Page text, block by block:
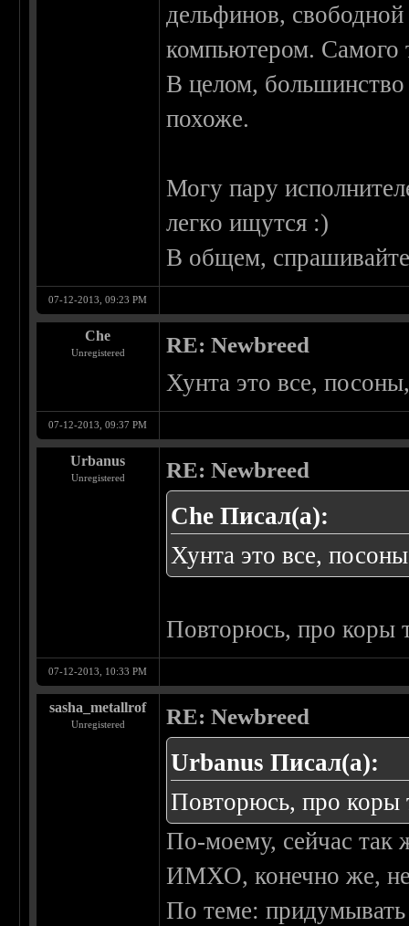
дельфинов,
компьютером. Самого
В целом,
похоже.
Могу пару
легко ищутся :)
В общем,
07-12-2013, 09:23 PM
Che
Unregistered RE: Newbreed
Хунта это все,
07-12-2013, 09:37 PM
Urbanus
Unregistered RE: Newbreed
Che Писал(а):
Хунта это все,
Повторюсь, про коры
07-12-2013, 10:33 PM
sasha_metallrof
Unregistered RE: Newbreed
Urbanus Писал(а):
Повторюсь, про коры
По-моему, сейчас так
ИМХО, конечно же, не
По теме: